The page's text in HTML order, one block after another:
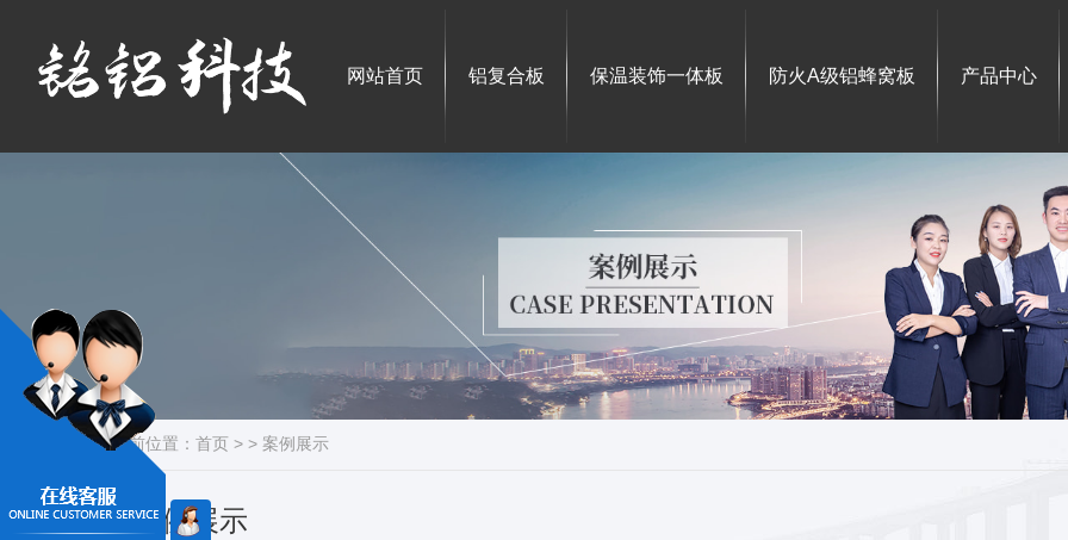
网站首页 铝复合板 保温装饰一体板 防火A级铝蜂窝板 产品中心
当前位置： 首页 > > 案例展示
案例展示